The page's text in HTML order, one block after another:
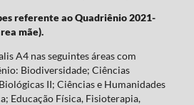
referente ao Quadriênio 2021-
mãe).
A4 nas seguintes áreas com
Biodiversidade; Ciências
II; Ciências e Humanidades
Educação Física, Fisioterapia,